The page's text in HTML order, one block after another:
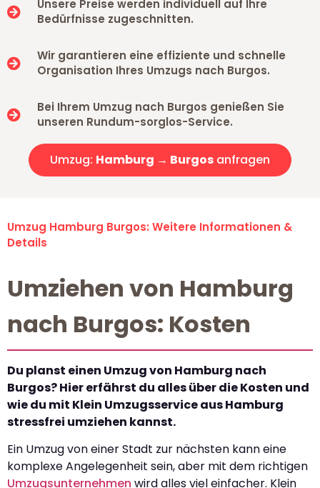
Unsere Preise werden individuell auf Ihre
Bedürfnisse zugeschnitten.
Wir garantieren eine effiziente und schnelle
Organisation Ihres Umzugs nach Burgos.
Bei Ihrem Umzug nach Burgos genießen Sie
unseren Rundum-sorglos-Service.
Umzug: Hamburg → Burgos anfragen
Umzug Hamburg Burgos: Weitere Informationen &
Details
Umziehen von Hamburg
nach Burgos: Kosten
Du planst einen Umzug von Hamburg nach
Burgos? Hier erfährst du alles über die Kosten und
wie du mit Klein Umzugsservice aus Hamburg
stressfrei umziehen kannst.
Ein Umzug von einer Stadt zur nächsten kann eine
komplexe Angelegenheit sein, aber mit dem richtigen
Umzugsunternehmen wird alles viel einfacher. Klein